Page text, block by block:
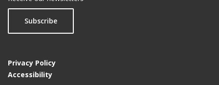
Subscribe
Privacy Policy
Accessibility